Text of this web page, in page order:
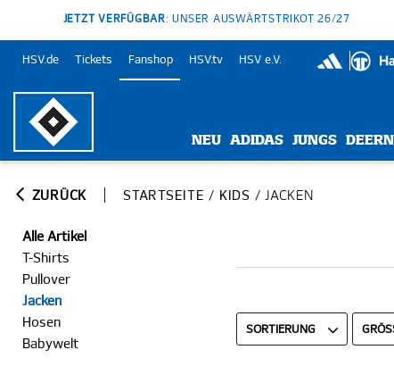
JETZT VERFÜGBAR: UNSER AUSWÄRTSTRIKOT 26/27
HSV.de Tickets Fanshop HSV.tv HSV e.V.
NEU ADIDAS JUNGS
ZURÜCK STARTSEITE / KIDS / JACKEN
Alle Artikel
T-Shirts
Pullover
Jacken
Hosen
Babywelt
SORTIERUNG